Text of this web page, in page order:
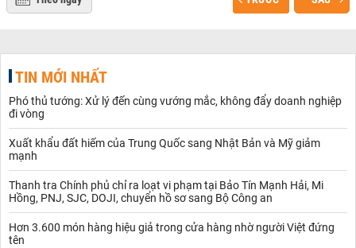
TIN MỚI NHẤT
Phó thủ tướng: Xử lý đến cùng vướng mắc, không đẩy doanh nghiệp
đi vòng
Xuất khẩu đất hiếm của Trung Quốc sang Nhật Bản và Mỹ giảm
mạnh
Thanh tra Chính phủ chỉ ra loạt vi phạm tại Bảo Tín Mạnh Hải, Mi
Hồng, PNJ, SJC, DOJI, chuyển hồ sơ sang Bộ Công an
Hơn 3.600 món hàng hiệu giả trong cửa hàng nhờ người Việt đứng
tên